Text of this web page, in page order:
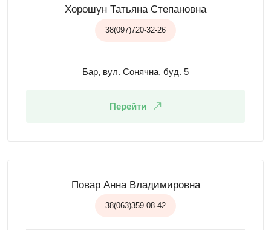
Хорошун Татьяна Степановна
38(097)720-32-26
Бар, вул. Сонячна, буд. 5
Перейти
Повар Анна Владимировна
38(063)359-08-42